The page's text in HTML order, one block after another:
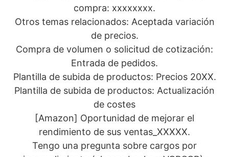
compra: xxxxxxxx.
Otros temas relacionados: Aceptada variación
de precios.
Compra de volumen o solicitud de cotización:
Entrada de pedidos.
Plantilla de subida de productos: Precios 20XX.
Plantilla de subida de productos: Actualización
de costes
[Amazon] Oportunidad de mejorar el
rendimiento de sus ventas_XXXXX.
Tengo una pregunta sobre cargos por